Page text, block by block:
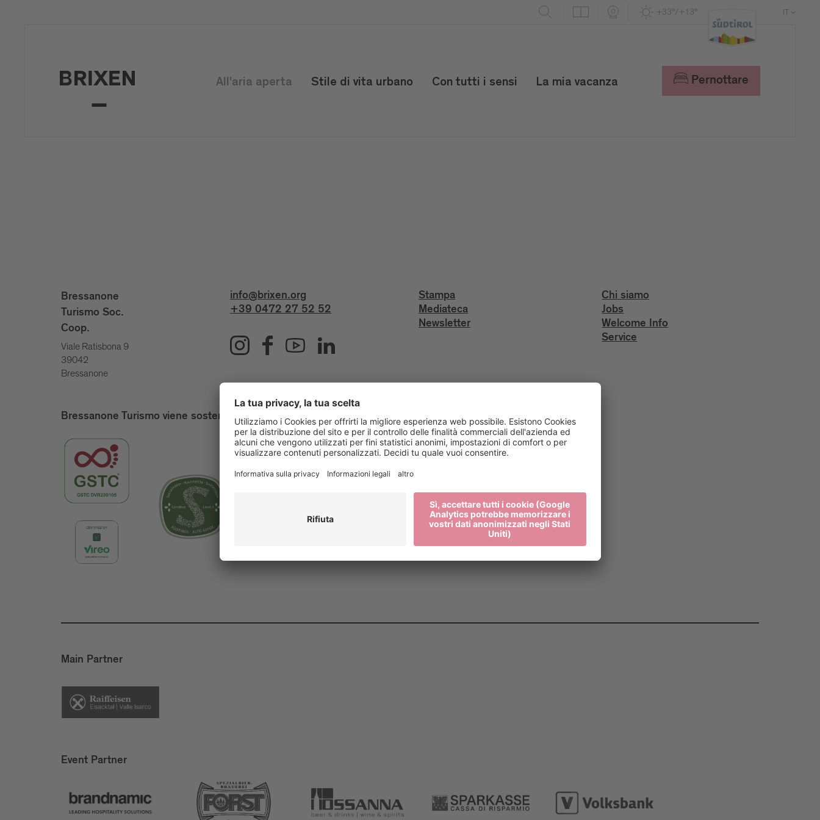
+33°/+13° IT
All'aria aperta Stile di vita urbano Con tutti i sensi La mia vacanza Pernottare
Bressanone
Turismo Soc.
Coop.
Viale Ratisbona 9
39042
Bressanone
info@brixen.org
+39 0472 27 52 52
Stampa
Mediateca
Newsletter
Chi siamo
Jobs
Welcome Info
Service
Bressanone Turismo viene sostenuto da:
Main Partner
Event Partner